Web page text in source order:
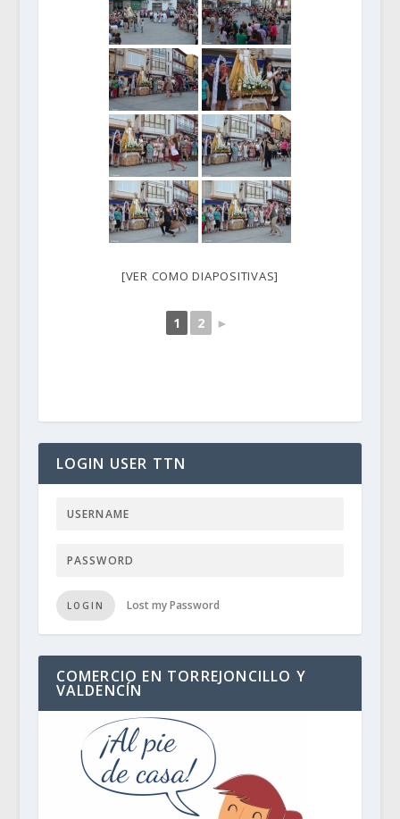
[VER COMO DIAPOSITIVAS]
1 2 ►
LOGIN USER TTN
LOGIN Lost my Password
COMERCIO EN TORREJONCILLO Y
VALDENCÍN